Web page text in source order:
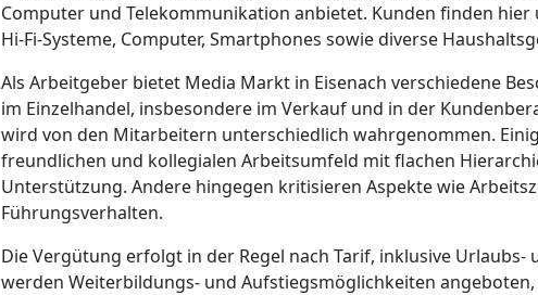
Computer und Telekommunikation anbietet. Kunden finden hier
Hi-Fi-Systeme, Computer, Smartphones sowie diverse
Als Arbeitgeber bietet Media Markt in Eisenach verschiedene
im Einzelhandel, insbesondere im Verkauf und in der
wird von den Mitarbeitern unterschiedlich wahrgenommen.
freundlichen und kollegialen Arbeitsumfeld mit flachen
Unterstützung. Andere hingegen kritisieren Aspekte wie
Führungsverhalten.
Die Vergütung erfolgt in der Regel nach Tarif, inklusive Urlaubs-
werden Weiterbildungs- und Aufstiegsmöglichkeiten